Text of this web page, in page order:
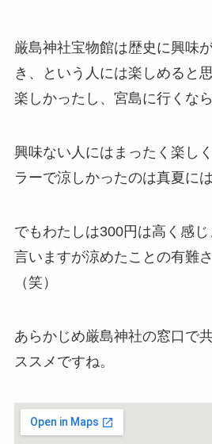
厳島神社宝物館は歴史に興味
き、という人には楽しめると
楽しかったし、宮島に行くな
興味ない人にはまったく楽し
ラーで涼しかったのは真夏に
でもわたしは300円は高く感
言いますが涼めたことの有難
（笑）
あらかじめ厳島神社の窓口で
ススメですね。